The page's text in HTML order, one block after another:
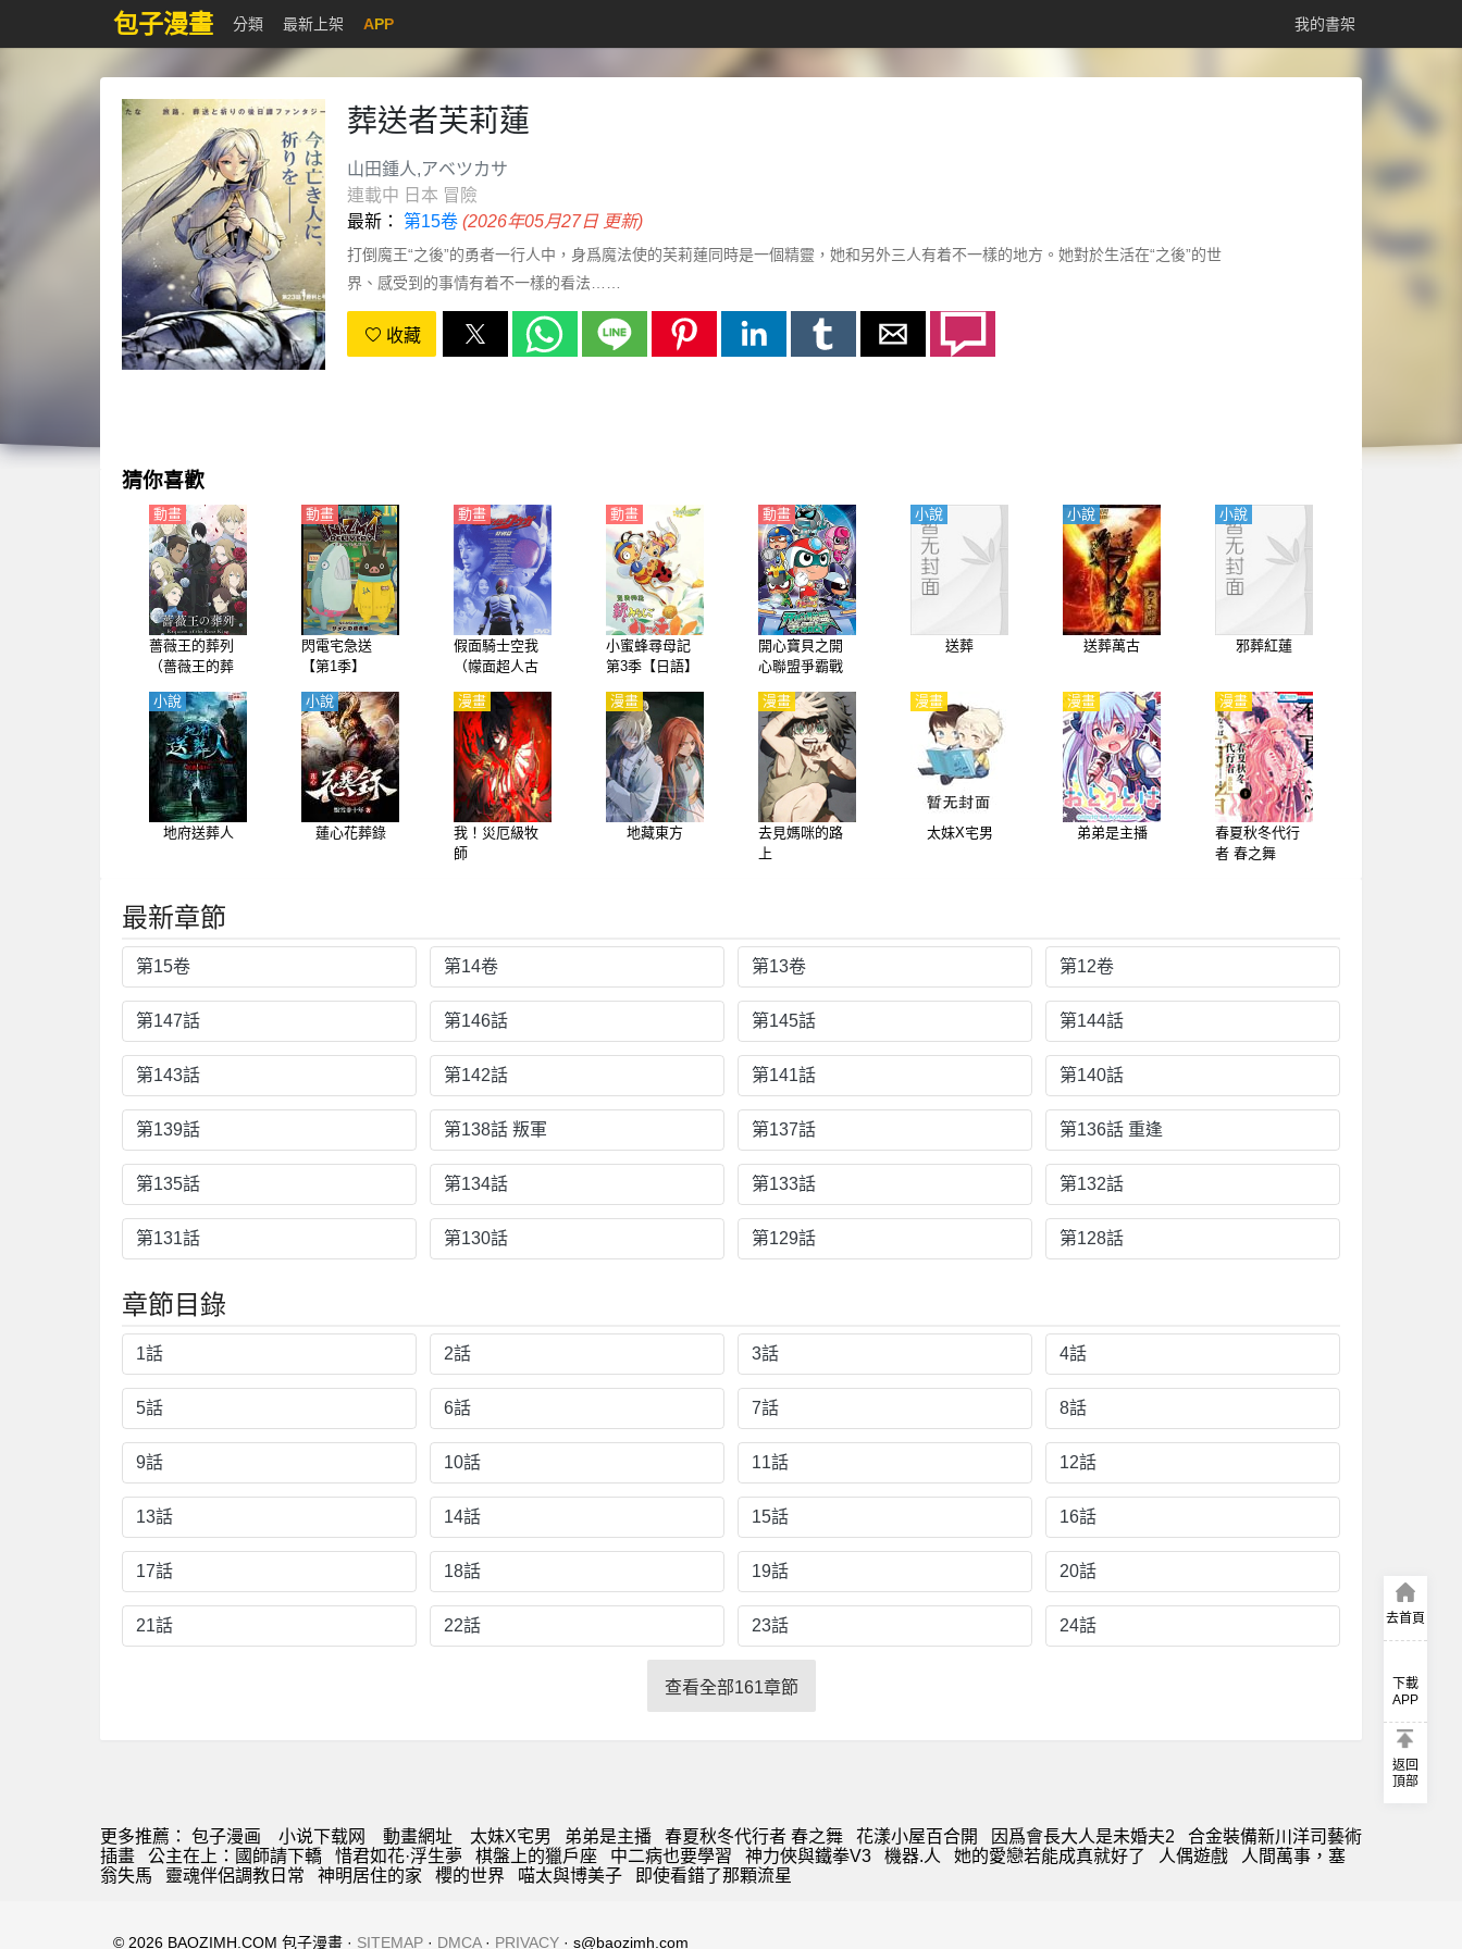
包子漫畫 分類 最新上架 APP 我的書架
葬送者芙莉蓮
山田鍾人,アベツカサ
連載中 日本 冒險
最新： 第15卷 (2026年05月27日 更新)
打倒魔王“之後”的勇者一行人中，身爲魔法使的芙莉蓮同時是一個精靈，她和另外三人有着不一樣的地方。她對於生活在“之後”的世
界、感受到的事情有着不一樣的看法……
收藏
猜你喜歡
薔薇王的葬列
（薔薇王的葬
動畫
閃電宅急送
【第1季】
動畫
假面騎士空我
（幪面超人古
酷賈） 特別篇
【日語】
動畫
小蜜蜂尋母記
第3季【日語】
動畫
開心寶貝之開
心聯盟爭霸戰
動畫
送葬
小說
送葬萬古
小說
邪葬紅蓮
小說
地府送葬人
小說
蓮心花葬錄
小說
我！災厄級牧
師
漫畫
地藏東方
漫畫
去見媽咪的路
上
漫畫
太妹X宅男
漫畫
弟弟是主播
漫畫
春夏秋冬代行
者 春之舞
漫畫
最新章節
第15卷 第14卷 第13卷 第12卷
第147話 第146話 第145話 第144話
第143話 第142話 第141話 第140話
第139話 第138話 叛軍 第137話 第136話 重逢
第135話 第134話 第133話 第132話
第131話 第130話 第129話 第128話
章節目錄
1話 2話 3話 4話
5話 6話 7話 8話
9話 10話 11話 12話
13話 14話 15話 16話
17話 18話 19話 20話
21話 22話 23話 24話
查看全部161章節
更多推薦： 包子漫画 小说下载网 動畫網址 太妹X宅男 弟弟是主播 春夏秋冬代行者 春之舞 花漾小屋百合開 因爲會長大人是未婚夫2
合金裝備新川洋司藝術
插畫
公主在上：國師請下轎 惜君如花·浮生夢 棋盤上的獵戶座 中二病也要學習 神力俠與鐵拳V3 機器.人 她的愛戀若能成真就好了 人偶遊戲
人間萬事，塞
翁失馬
靈魂伴侶調教日常 神明居住的家 櫻的世界 喵太與博美子 即使看錯了那顆流星
去首頁
下載
APP
返回
頂部
© 2026 BAOZIMH.COM 包子漫畫 · SITEMAP · DMCA· PRIVACY · s@baozimh.com